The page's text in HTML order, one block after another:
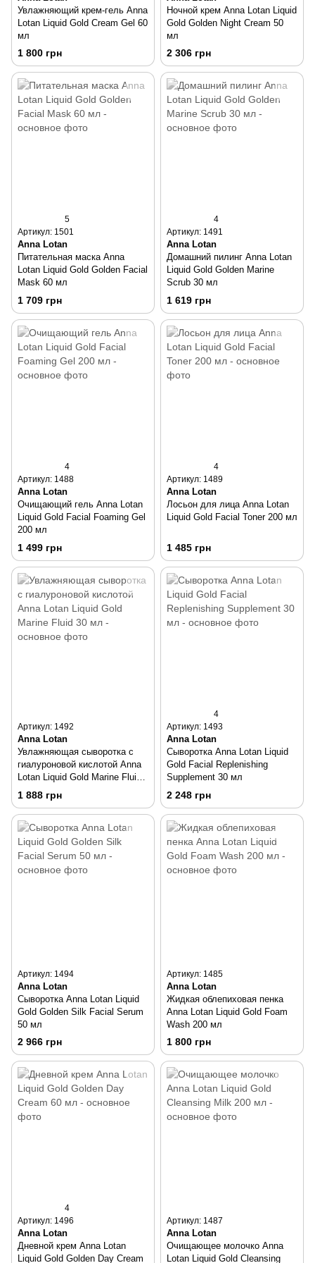
Увлажняющий крем-гель Anna
Lotan Liquid Gold Cream Gel 60
мл
1 800 грн
Ночной крем Anna Lotan Liquid
Gold Golden Night Cream 50
мл
2 306 грн
5
Артикул: 1501
Anna Lotan
Питательная маска Anna
Lotan Liquid Gold Golden Facial
Mask 60 мл
1 709 грн
4
Артикул: 1491
Anna Lotan
Домашний пилинг Anna Lotan
Liquid Gold Golden Marine
Scrub 30 мл
1 619 грн
4
Артикул: 1488
Anna Lotan
Очищающий гель Anna Lotan
Liquid Gold Facial Foaming Gel
200 мл
1 499 грн
4
Артикул: 1489
Anna Lotan
Лосьон для лица Anna Lotan
Liquid Gold Facial Toner 200 мл
1 485 грн
Артикул: 1492
Anna Lotan
Увлажняющая сыворотка с
гиалуроновой кислотой Anna
Lotan Liquid Gold Marine Fluid
30 мл
1 888 грн
4
Артикул: 1493
Anna Lotan
Сыворотка Anna Lotan Liquid
Gold Facial Replenishing
Supplement 30 мл
2 248 грн
Артикул: 1494
Anna Lotan
Сыворотка Anna Lotan Liquid
Gold Golden Silk Facial Serum
50 мл
2 966 грн
Артикул: 1485
Anna Lotan
Жидкая облепиховая пенка
Anna Lotan Liquid Gold Foam
Wash 200 мл
1 800 грн
4
Артикул: 1496
Anna Lotan
Дневной крем Anna Lotan
Liquid Gold Golden Day Cream
Артикул: 1487
Anna Lotan
Очищающее молочко Anna
Lotan Liquid Gold Cleansing